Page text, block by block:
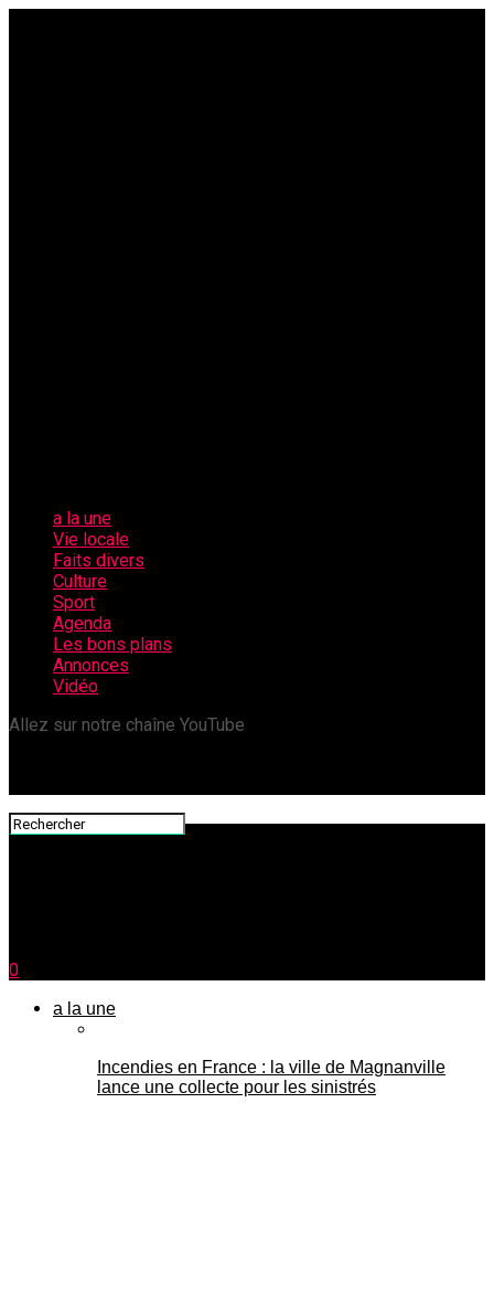
a la une
Vie locale
Faits divers
Culture
Sport
Agenda
Les bons plans
Annonces
Vidéo
Allez sur notre chaîne YouTube
0
a la une
Incendies en France : la ville de Magnanville
lance une collecte pour les sinistrés